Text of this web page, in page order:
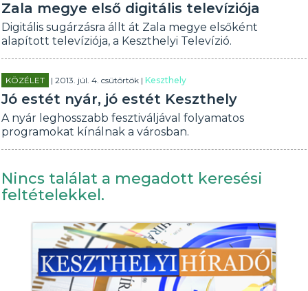
Zala megye első digitális televíziója
Digitális sugárzásra állt át Zala megye elsőként
alapított televíziója, a Keszthelyi Televízió.
KÖZÉLET | 2013. júl. 4. csütörtök |Keszthely
Jó estét nyár, jó estét Keszthely
A nyár leghosszabb fesztiváljával folyamatos
programokat kínálnak a városban.
Nincs találat a megadott keresési
feltételekkel.